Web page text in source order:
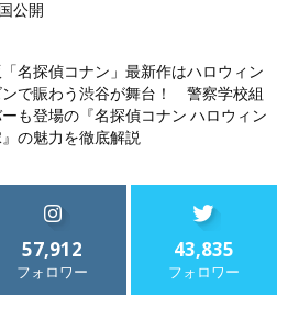
公開
名探偵コナン」最新作はハロウィン
ンで賑わう渋谷が舞台！ 警察学校組
ーも登場の『名探偵コナン ハロウィン
の魅力を徹底解説
57,912
フォロワー
43,835
フォロワー